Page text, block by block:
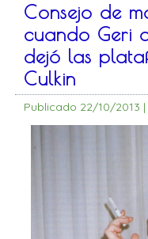
Consejo de
cuando Geri
dejó las
Culkin
Publicado 22/10/2013 |